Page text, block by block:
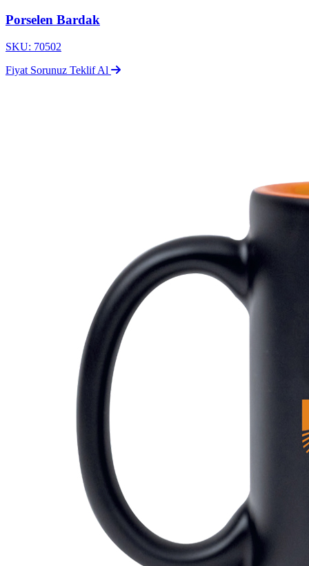
Porselen Bardak
SKU: 70502
Fiyat Sorunuz Teklif Al